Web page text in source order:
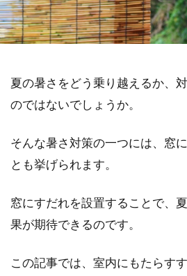
夏の暑さをどう乗り越えるか、
のではないでしょうか。
そんな暑さ対策の一つには、窓
とも挙げられます。
窓にすだれを設置することで、
果が期待できるのです。
この記事では、室内にもたらす